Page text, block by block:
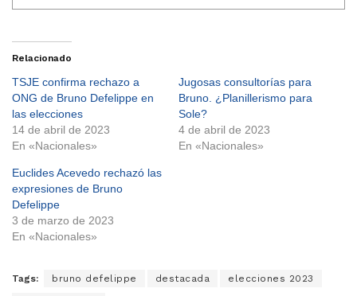
Relacionado
TSJE confirma rechazo a
ONG de Bruno Defelippe en
las elecciones
14 de abril de 2023
En «Nacionales»
Jugosas consultorías para
Bruno. ¿Planillerismo para
Sole?
4 de abril de 2023
En «Nacionales»
Euclides Acevedo rechazó las
expresiones de Bruno
Defelippe
3 de marzo de 2023
En «Nacionales»
Tags: bruno defelippe destacada elecciones 2023